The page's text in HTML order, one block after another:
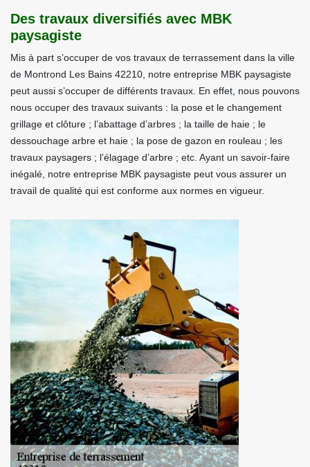
Des travaux diversifiés avec MBK
paysagiste
Mis à part s’occuper de vos travaux de terrassement dans la ville
de Montrond Les Bains 42210, notre entreprise MBK paysagiste
peut aussi s’occuper de différents travaux. En effet, nous pouvons
nous occuper des travaux suivants : la pose et le changement
grillage et clôture ; l’abattage d’arbres ; la taille de haie ; le
dessouchage arbre et haie ; la pose de gazon en rouleau ; les
travaux paysagers ; l’élagage d’arbre ; etc. Ayant un savoir-faire
inégalé, notre entreprise MBK paysagiste peut vous assurer un
travail de qualité qui est conforme aux normes en vigueur.